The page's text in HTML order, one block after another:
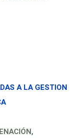
A LA GESTION